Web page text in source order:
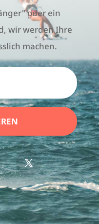
oder ein
wir werden Ihre
machen.